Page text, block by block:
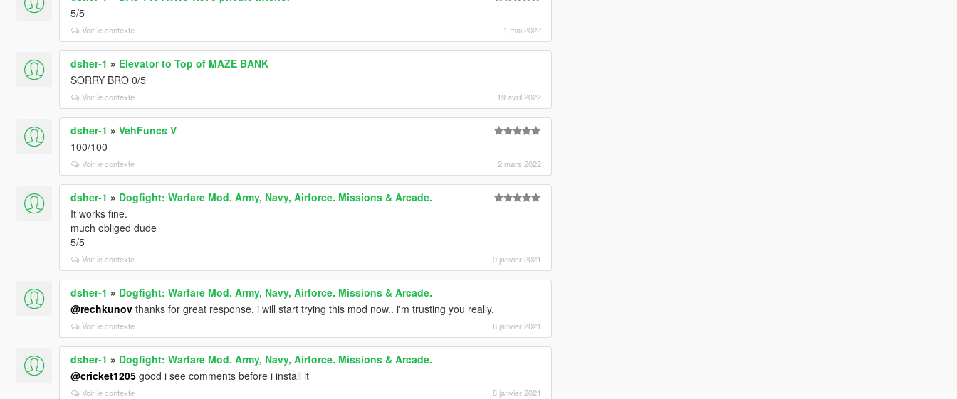
5/5
Voir le contexte 1 mai 2022
dsher-1 » Elevator to Top of MAZE BANK
SORRY BRO 0/5
Voir le contexte 19 avril 2022
dsher-1 » VehFuncs V
100/100
Voir le contexte 2 mars 2022
dsher-1 » Dogfight: Warfare Mod. Army, Navy, Airforce. Missions & Arcade.
It works fine.
much obliged dude
5/5
Voir le contexte 9 janvier 2021
dsher-1 » Dogfight: Warfare Mod. Army, Navy, Airforce. Missions & Arcade.
@rechkunovthanks for great response, i will start trying this mod now.. i'm trusting you really.
Voir le contexte 8 janvier 2021
dsher-1 » Dogfight: Warfare Mod. Army, Navy, Airforce. Missions & Arcade.
@cricket1205good i see comments before i install it
Voir le contexte 8 janvier 2021